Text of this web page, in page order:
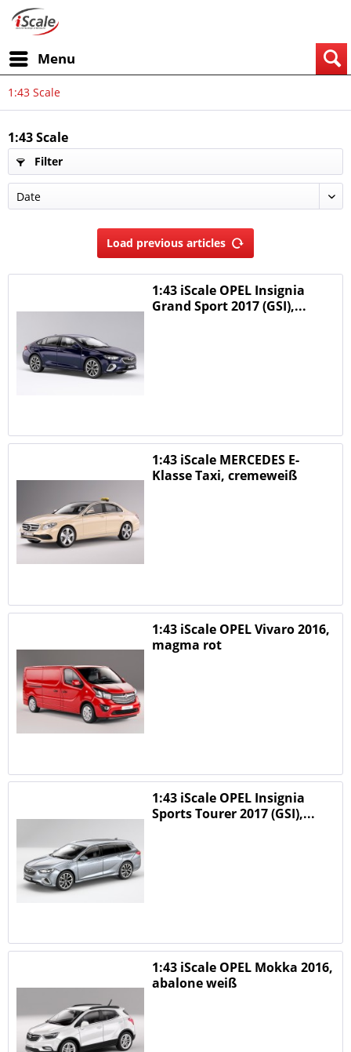
Menu
1:43 Scale
1:43 Scale
Filter
Load previous articles
1:43 iScale OPEL Insignia
Grand Sport 2017 (GSI),...
1:43 iScale MERCEDES E-
Klasse Taxi, cremeweiß
1:43 iScale OPEL Vivaro 2016,
magma rot
1:43 iScale OPEL Insignia
Sports Tourer 2017 (GSI),...
1:43 iScale OPEL Mokka 2016,
abalone weiß